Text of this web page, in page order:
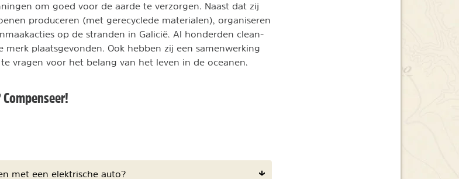
om goed voor de aarde te verzorgen. Naast dat zij
produceren (met gerecyclede materialen), organiseren
op de stranden in Galicië. Al honderden clean-
merk plaatsgevonden. Ook hebben zij een samenwerking
vragen voor het belang van het leven in de oceanen.
met een elektrische auto?